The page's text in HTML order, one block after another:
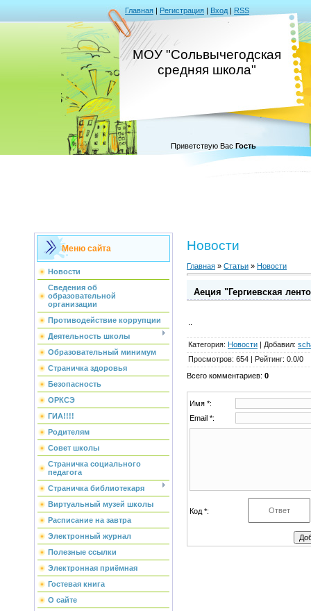
Главная | Регистрация | Вход | RSS
МОУ "Сольвычегодская
средняя школа"
Приветствую Вас Гость
Меню сайта
Новости
Сведения об
образовательной
организации
Противодействие коррупции
Деятельность школы
Образовательный минимум
Страничка здоровья
Безопасность
ОРКСЭ
ГИА!!!!
Родителям
Совет школы
Страничка социального
педагога
Страничка библиотекаря
Виртуальный музей школы
Расписание на завтра
Электронный журнал
Полезные ссылки
Электронная приёмная
Гостевая книга
О сайте
Новости
Главная » Статьи » Новости
Аеция "Гергиевская
Категория: Новости | Добавил:
Просмотров: 654 | Рейтинг: 0.0/0
Всего комментариев: 0
Имя *:
Email *:
Код *: